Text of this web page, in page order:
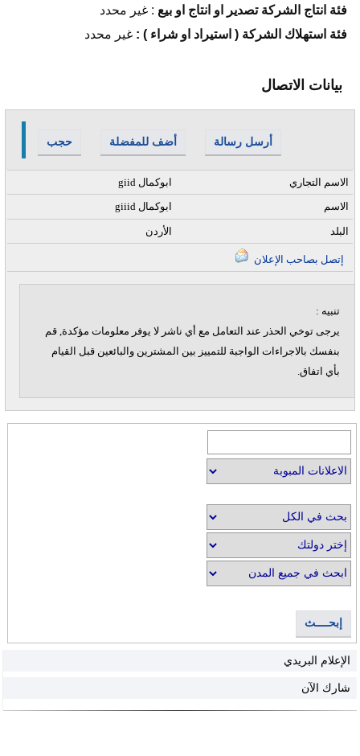
فئة انتاج الشركة تصدير او انتاج او بيع : غير محدد
فئة استهلاك الشركة ( استيراد او شراء ) : غير محدد
بيانات الاتصال
حجب أضف للمفضلة أرسل رسالة
giid ابوكمال
الاسم التجاري
giiid ابوكمال
الاسم
الأردن البلد
تنبيه :
يرجى توخي الحذر عند التعامل مع أي ناشر لا يوفر معلومات مؤكدة, قم
بنفسك بالاجراءات الواجبة للتمييز بين المشترين والبائعين قبل القيام
بأي اتفاق.
إبحــــث
الإعلام البريدي
شارك الآن